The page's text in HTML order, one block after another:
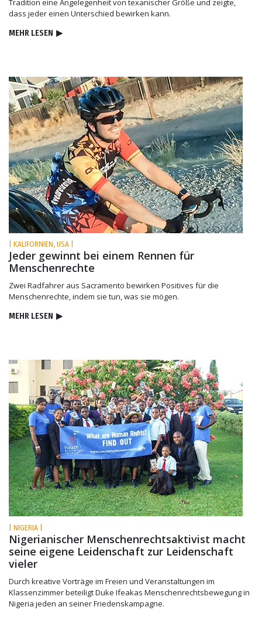
dass jeder einen Unterschied bewirken kann.
MEHR LESEN ▶
| KALIFORNIEN, USA |
Jeder gewinnt bei einem Rennen für
Menschenrechte
Zwei Radfahrer aus Sacramento bewirken Positives für die
Menschenrechte, indem sie tun, was sie mögen.
MEHR LESEN ▶
| NIGERIA |
Nigerianischer Menschenrechtsaktivist macht
seine eigene Leidenschaft zur Leidenschaft
vieler
Durch kreative Vorträge im Freien und Veranstaltungen im
Klassenzimmer beteiligt Duke Ifeakas Menschenrechtsbewegung in
Nigeria jeden an seiner Friedenskampagne.